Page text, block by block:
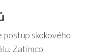
postup skokového
Zatímco